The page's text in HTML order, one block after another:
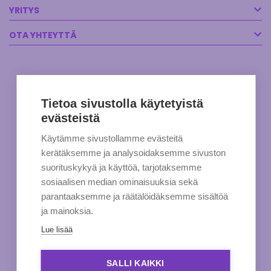
YRITYS
OTA YHTEYTTÄ
Tietoa sivustolla käytetyistä
evästeistä
Käytämme sivustollamme evästeitä
kerätäksemme ja analysoidaksemme sivuston
suorituskykyä ja käyttöä, tarjotaksemme
sosiaalisen median ominaisuuksia sekä
parantaaksemme ja räätälöidäksemme sisältöä
ja mainoksia.
Lue lisää
SALLI KAIKKI